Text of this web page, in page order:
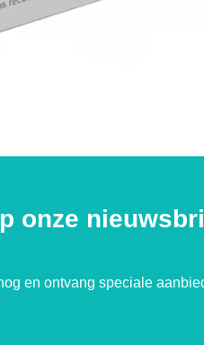
onze
en ontvang speciale